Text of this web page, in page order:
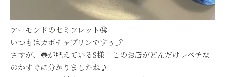
アーモンドのセミフレット🤤
いつもはカボチャプリンですぅ⤴
さすが、👅が肥えているS様！このお店がどんだけレベチな
のかすぐに分かりましたね♪